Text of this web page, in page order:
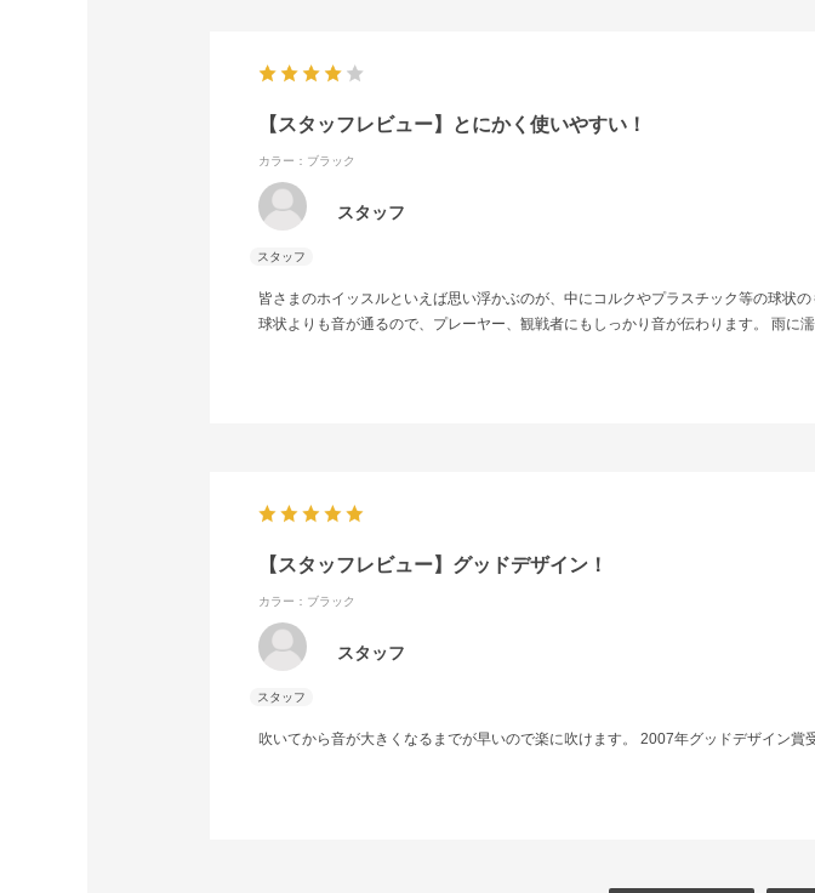
【スタッフレビュー】とにかく使いやすい！
カラー：ブラック
スタッフ
皆さまのホイッスルといえば思い浮かぶのが、中にコルクやプラスチック等の球状
球状よりも音が通るので、プレーヤー、観戦者にもしっかり音が伝わります。 雨に
【スタッフレビュー】グッドデザイン！
カラー：ブラック
スタッフ
吹いてから音が大きくなるまでが早いので楽に吹けます。 2007年グッドデザイン賞